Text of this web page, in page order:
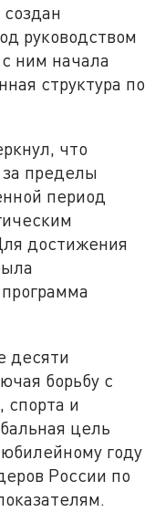
руководством
ним начала
структура по
что
пределы
период
достижения
десяти
борьбу с
спорта и
цель
году
России по